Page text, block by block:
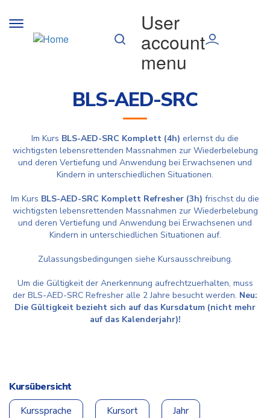
User
account
menu
Toggle
navigation
BLS-AED-SRC
Im Kurs BLS-AED-SRC Komplett (4h) erlernst du die
wichtigsten lebensrettenden Massnahmen zur Wiederbelebung
und deren Vertiefung und Anwendung bei Erwachsenen und
Kindern in unterschiedlichen Situationen.
Im Kurs BLS-AED-SRC Komplett Refresher (3h) frischst du die
wichtigsten lebensrettenden Massnahmen zur Wiederbelebung
und deren Vertiefung und Anwendung bei Erwachsenen und
Kindern in unterschiedlichen Situationen auf.
Zulassungsbedingungen siehe Kursausschreibung.
Um die Gültigkeit der Anerkennung aufrechtzuerhalten, muss
der BLS-AED-SRC Refresher alle 2 Jahre besucht werden. Neu:
Die Gültigkeit bezieht sich auf das Kursdatum (nicht mehr
auf das Kalenderjahr)!
Kursübersicht
Kurssprache
Kursort Jahr